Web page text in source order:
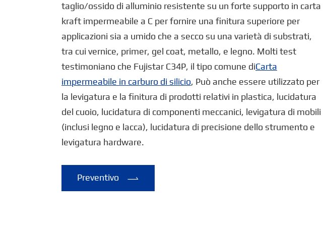
taglio/ossido di alluminio resistente su un forte supporto in carta
kraft impermeabile a C per fornire una finitura superiore per
applicazioni sia a umido che a secco su una varietà di substrati,
tra cui vernice, primer, gel coat, metallo, e legno. Molti test
testimoniano che Fujistar C34P, il tipo comune diCarta
impermeabile in carburo di silicio, Può anche essere utilizzato per
la levigatura e la finitura di prodotti relativi in plastica, lucidatura
del cuoio, lucidatura di componenti meccanici, levigatura di mobili
(inclusi legno e lacca), lucidatura di precisione dello strumento e
levigatura hardware.
Preventivo 